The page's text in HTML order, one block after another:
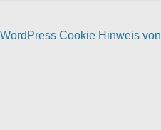
WordPress Cookie Hinweis